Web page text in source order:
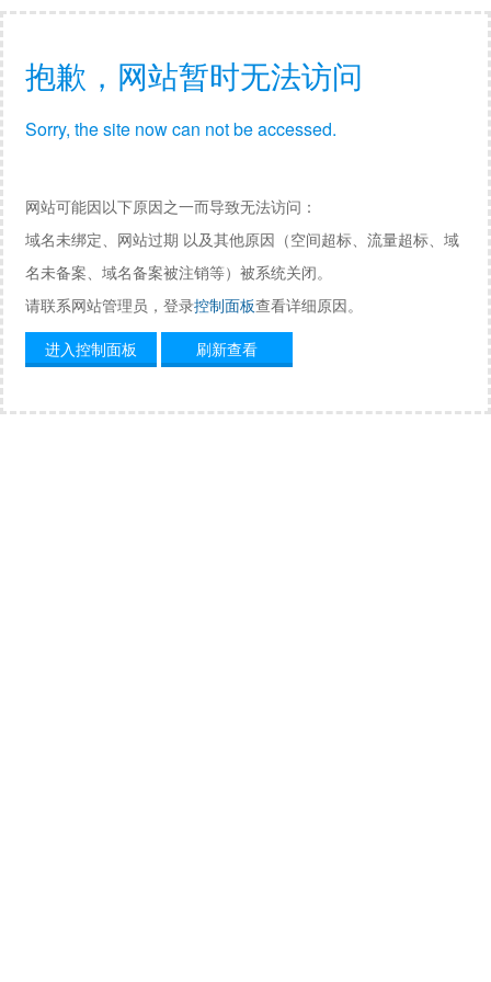
抱歉，网站暂时无法访问
Sorry, the site now can not be accessed.
网站可能因以下原因之一而导致无法访问：
域名未绑定、网站过期 以及其他原因（空间超标、流量超标、域
名未备案、域名备案被注销等）被系统关闭。
请联系网站管理员，登录控制面板查看详细原因。
进入控制面板
刷新查看